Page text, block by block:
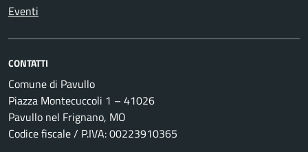
Eventi
CONTATTI
Comune di Pavullo
Piazza Montecuccoli 1 – 41026
Pavullo nel Frignano, MO
Codice fiscale / P.IVA: 00223910365